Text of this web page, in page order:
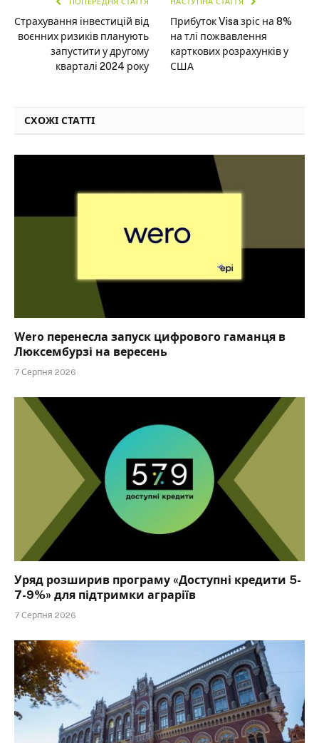
Страхування інвестицій від
воєнних ризиків планують
запустити у другому
кварталі 2024 року
Прибуток Visa зріс на 8%
на тлі пожвавлення
карткових розрахунків у
США
СХОЖІ СТАТТІ
Wero перенесла запуск цифрового гаманця в
Люксембурзі на вересень
7 Серпня 2026
Уряд розширив програму «Доступні кредити 5-
7-9%» для підтримки аграріїв
7 Серпня 2026